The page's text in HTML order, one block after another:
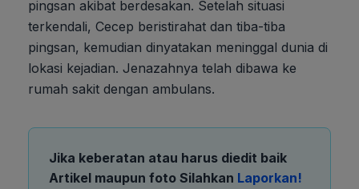
pingsan akibat berdesakan. Setelah situasi
terkendali, Cecep beristirahat dan tiba-tiba
pingsan, kemudian dinyatakan meninggal dunia di
lokasi kejadian. Jenazahnya telah dibawa ke
rumah sakit dengan ambulans.
Jika keberatan atau harus diedit baik
Artikel maupun foto Silahkan Laporkan!